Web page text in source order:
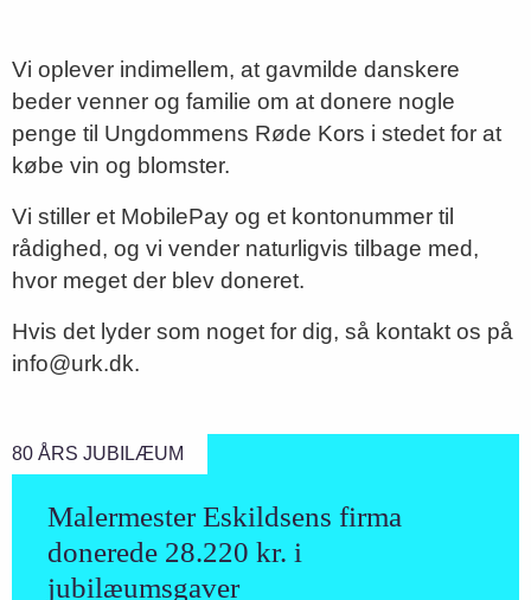
Vi oplever indimellem, at gavmilde danskere
beder venner og familie om at donere nogle
penge til Ungdommens Røde Kors i stedet for at
købe vin og blomster.
Vi stiller et MobilePay og et kontonummer til
rådighed, og vi vender naturligvis tilbage med,
hvor meget der blev doneret.
Hvis det lyder som noget for dig, så kontakt os på
info@urk.dk.
80 ÅRS JUBILÆUM
Malermester Eskildsens firma
donerede 28.220 kr. i
jubilæumsgaver